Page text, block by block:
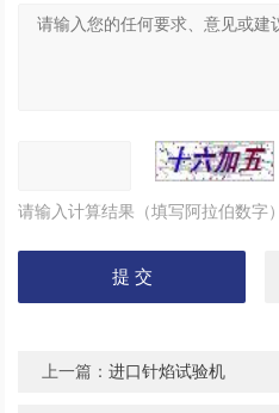
请输入计算结果（填写阿拉伯数字
上一篇：进口针焰试验机